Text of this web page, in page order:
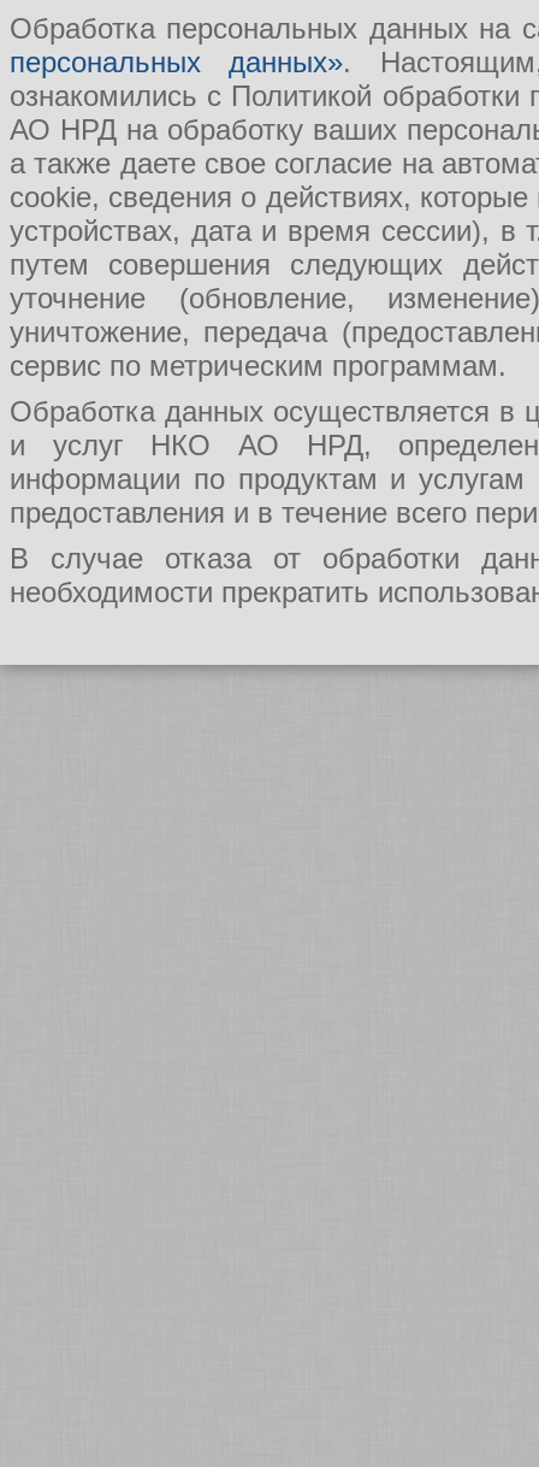
Обработка персональных данных на
персональных данных».
ознакомились с Политикой
АО НРД на обработку ваших
а также даете свое согласие на
cookie, сведения о действиях,
устройствах, дата и время сессии), в
путем совершения следующих
уточнение (обновление,
уничтожение, передача
сервис по метрическим программам.
Обработка данных осуществляется в
и услуг НКО АО НРД, определения
информации по продуктам и
предоставления и в течение всего
В случае отказа от обработки
необходимости прекратить